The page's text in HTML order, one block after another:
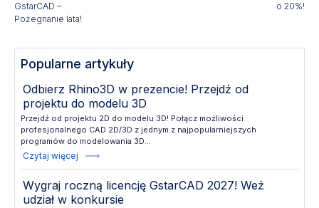
GstarCAD –
Pożegnanie lata!
o 20%!
Popularne artykuły
Odbierz Rhino3D w prezencie! Przejdź od
projektu do modelu 3D
Przejdź od projektu 2D do modelu 3D! Połącz możliwości
profesjonalnego CAD 2D/3D z jednym z najpopularniejszych
programów do modelowania 3D...
Czytaj więcej
Wygraj roczną licencję GstarCAD 2027! Weź
udział w konkursie